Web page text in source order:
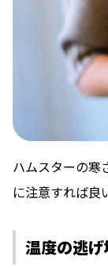
ハムスターの寒
に注意すれば良
温度の逃